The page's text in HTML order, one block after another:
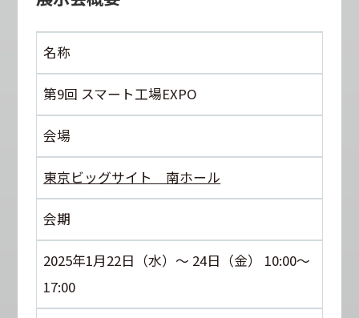
名称
第9回 スマート工場EXPO
会場
東京ビッグサイト 南ホール
会期
2025年1月22日（水）～ 24日（金） 10:00～
17:00